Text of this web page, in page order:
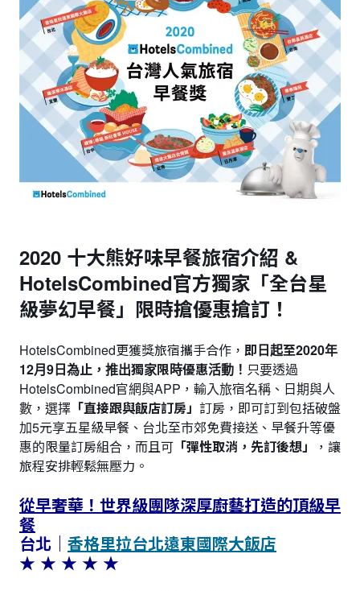
2020 十大熊好味早餐旅宿介紹 &
HotelsCombined官方獨家「全台星
級夢幻早餐」限時搶優惠搶訂！
HotelsCombined更獲獎旅宿攜手合作， 即日起至2020年
12月9日為止，推出獨家限時優惠活動！ 只要透過
HotelsCombined官網與APP，輸入旅宿名稱、日期與人
數，選擇 「直接跟與飯店訂房」 訂房，即可訂到包括破盤
加5元享五星級早餐、台北至市郊免費接送、早餐升等優
惠的限量訂房組合，而且可 「彈性取消，先訂後想」
，讓
旅程安排輕鬆無壓力。
從早奢華！世界級團隊深厚廚藝打造的頂級早
餐
台北｜ 香格里拉台北遠東國際大飯店
★ ★ ★ ★ ★